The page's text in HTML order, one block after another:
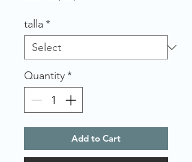
talla *
Quantity*
Add to Cart